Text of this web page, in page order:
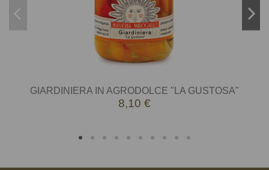
GIARDINIERA IN AGRODOLCE "LA GUSTOSA"
8,10 €